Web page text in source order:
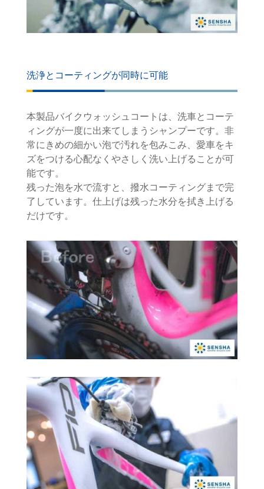
洗浄とコーティングが同時に可能
本製品バイクウォッシュコートは、洗車とコーテ
ィングが一度に出来てしまうシャンプーです。非
常にきめの細かい泡で汚れを包みこみ、愛車をキ
ズをつける心配なくやさしく洗い上げることが可
能です。
残った泡を水で流すと、撥水コーティングまで完
了しています。仕上げは残った水分を拭き上げる
だけです。